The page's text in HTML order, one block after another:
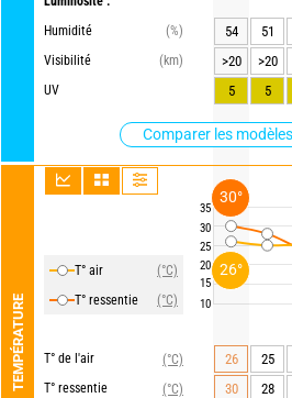
Humidité
(%)
Visibilité
(km)
UV
Comparer les
TEMPÉRATURE
T° air
(°C)
T° ressentie
(°C)
T° de l'air
(°C)
T° ressentie
(°C)
35
30
25
20
15
10
54 51
>20
>20
5
5
26 25
30
28
26°
30°